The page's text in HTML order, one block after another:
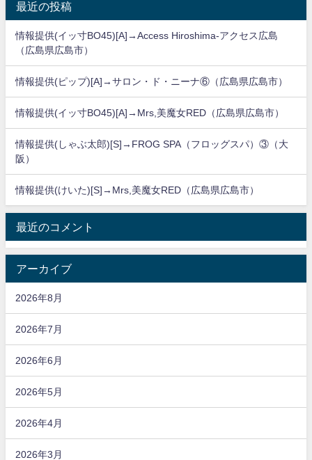
最近の投稿
情報提供(イッ寸BO45)[A]→Access Hiroshima-アクセス広島
（広島県広島市）
情報提供(ピップ)[A]→サロン・ド・ニーナ⑥（広島県広島市）
情報提供(イッ寸BO45)[A]→Mrs,美魔女RED（広島県広島市）
情報提供(しゃぶ太郎)[S]→FROG SPA（フロッグスパ）③（大
阪）
情報提供(けいた)[S]→Mrs,美魔女RED（広島県広島市）
最近のコメント
アーカイブ
2026年8月
2026年7月
2026年6月
2026年5月
2026年4月
2026年3月